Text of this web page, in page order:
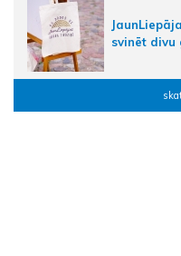
svinēt divu